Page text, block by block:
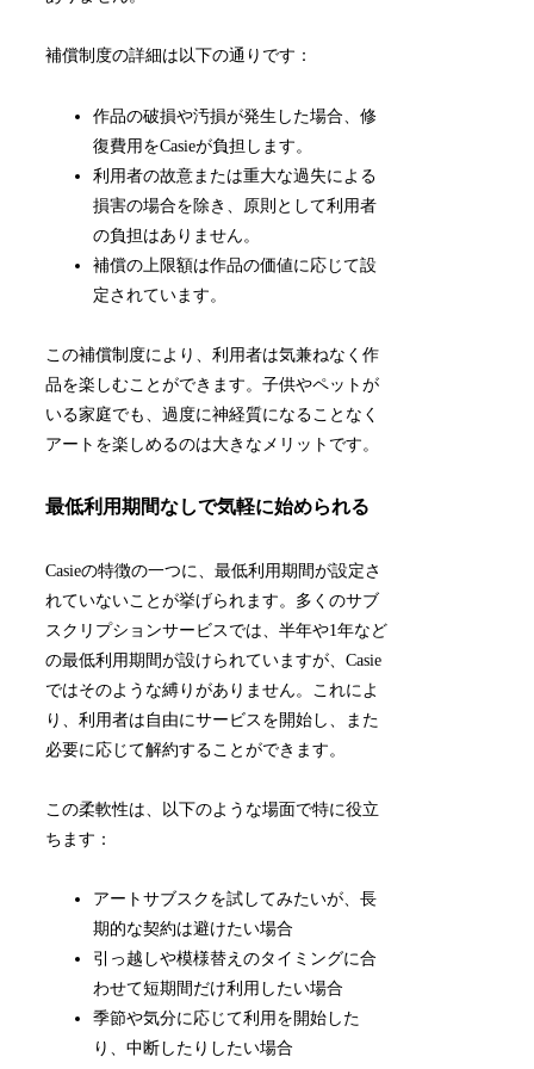
補償制度の詳細は以下の通りです：
作品の破損や汚損が発生した場合、修
復費用をCasieが負担します。
利用者の故意または重大な過失による
損害の場合を除き、原則として利用者
の負担はありません。
補償の上限額は作品の価値に応じて設
定されています。
この補償制度により、利用者は気兼ねなく作
品を楽しむことができます。子供やペットが
いる家庭でも、過度に神経質になることなく
アートを楽しめるのは大きなメリットです。
最低利用期間なしで気軽に始められる
Casieの特徴の一つに、最低利用期間が設定さ
れていないことが挙げられます。多くのサブ
スクリプションサービスでは、半年や1年など
の最低利用期間が設けられていますが、Casie
ではそのような縛りがありません。これによ
り、利用者は自由にサービスを開始し、また
必要に応じて解約することができます。
この柔軟性は、以下のような場面で特に役立
ちます：
アートサブスクを試してみたいが、長
期的な契約は避けたい場合
引っ越しや模様替えのタイミングに合
わせて短期間だけ利用したい場合
季節や気分に応じて利用を開始した
り、中断したりしたい場合